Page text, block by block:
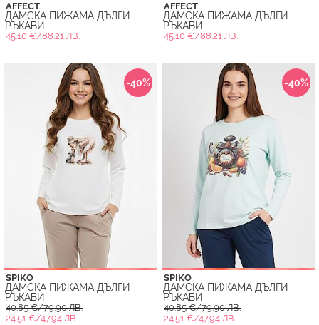
AFFECT
ДАМСКА ПИЖАМА ДЪЛГИ
РЪКАВИ
45.10 €/88.21 ЛВ.
AFFECT
ДАМСКА ПИЖАМА ДЪЛГИ
РЪКАВИ
45.10 €/88.21 ЛВ.
-40%
SPIKO
ДАМСКА ПИЖАМА ДЪЛГИ
РЪКАВИ
40.85 €/79.90 ЛВ.
24.51 €/47.94 ЛВ.
-40%
SPIKO
ДАМСКА ПИЖАМА ДЪЛГИ
РЪКАВИ
40.85 €/79.90 ЛВ.
24.51 €/47.94 ЛВ.